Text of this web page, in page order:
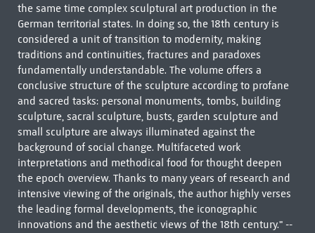
the same time complex sculptural art production in the
German territorial states. In doing so, the 18th century is
considered a unit of transition to modernity, making
traditions and continuities, fractures and paradoxes
fundamentally understandable. The volume offers a
conclusive structure of the sculpture according to profane
and sacred tasks: personal monuments, tombs, building
sculpture, sacral sculpture, busts, garden sculpture and
small sculpture are always illuminated against the
background of social change. Multifaceted work
interpretations and methodical food for thought deepen
the epoch overview. Thanks to many years of research and
intensive viewing of the originals, the author highly verses
the leading formal developments, the iconographic
innovations and the aesthetic views of the 18th century." --